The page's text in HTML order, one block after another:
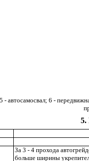
- автосамосвал; 6 -
5.
За 3 - 4 прохода
больше ширины